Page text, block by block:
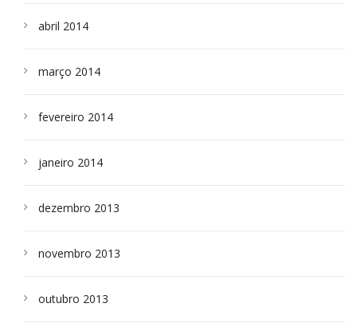
abril 2014
março 2014
fevereiro 2014
janeiro 2014
dezembro 2013
novembro 2013
outubro 2013